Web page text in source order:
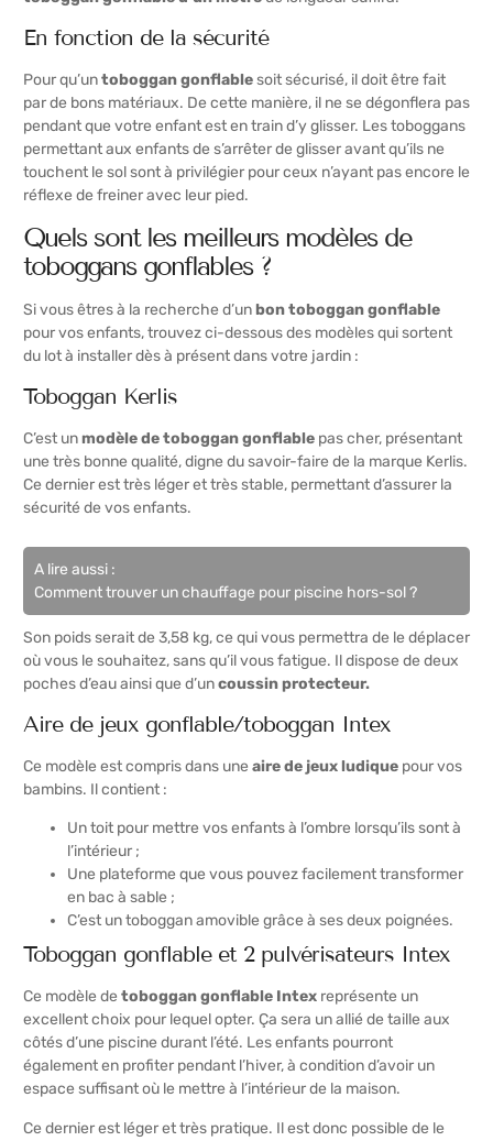
En fonction de la sécurité
Pour qu’untoboggan gonflablesoit sécurisé, il doit être fait
par de bons matériaux. De cette manière, il ne se dégonflera pas
pendant que votre enfant est en train d’y glisser. Les toboggans
permettant aux enfants de s’arrêter de glisser avant qu’ils ne
touchent le sol sont à privilégier pour ceux n’ayant pas encore le
réflexe de freiner avec leur pied.
Quels sont les meilleurs modèles de
toboggans gonflables ?
Si vous êtres à la recherche d’unbon toboggan gonflable
pour vos enfants, trouvez ci-dessous des modèles qui sortent
du lot à installer dès à présent dans votre jardin :
Toboggan Kerlis
C’est unmodèle de toboggan gonflable pas cher, présentant
une très bonne qualité, digne du savoir-faire de la marque Kerlis.
Ce dernier est très léger et très stable, permettant d’assurer la
sécurité de vos enfants.
A lire aussi :
Comment trouver un chauffage pour piscine hors-sol ?
Son poids serait de 3,58 kg, ce qui vous permettra de le déplacer
où vous le souhaitez, sans qu’il vous fatigue. Il dispose de deux
poches d’eau ainsi que d’uncoussin protecteur.
Aire de jeux gonflable/toboggan Intex
Ce modèle est compris dans une aire de jeux ludique pour vos
bambins. Il contient :
Un toit pour mettre vos enfants à l’ombre lorsqu’ils sont à
l’intérieur ;
Une plateforme que vous pouvez facilement transformer
en bac à sable ;
C’est un toboggan amovible grâce à ses deux poignées.
Toboggan gonflable et 2 pulvérisateurs Intex
Ce modèle de toboggan gonflable Intex représente un
excellent choix pour lequel opter. Ça sera un allié de taille aux
côtés d’une piscine durant l’été. Les enfants pourront
également en profiter pendant l’hiver, à condition d’avoir un
espace suffisant où le mettre à l’intérieur de la maison.
Ce dernier est léger et très pratique. Il est donc possible de le